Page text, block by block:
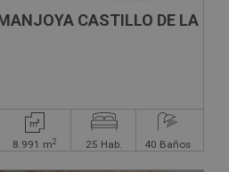
CASTILLO DE LA
8.991 m2 25 Hab. 40 Baños